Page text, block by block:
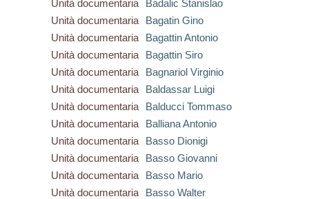
Unità documentaria
Badalic Stanislao
Unità documentaria
Bagatin Gino
Unità documentaria
Bagattin Antonio
Unità documentaria
Bagattin Siro
Unità documentaria
Bagnariol Virginio
Unità documentaria
Baldassar Luigi
Unità documentaria
Balducci Tommaso
Unità documentaria
Balliana Antonio
Unità documentaria
Basso Dionigi
Unità documentaria
Basso Giovanni
Unità documentaria
Basso Mario
Unità documentaria
Basso Walter